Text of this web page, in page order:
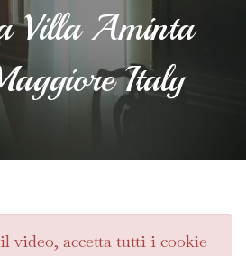
Villa Aminta
Italy
video, accetta tutti i cookie